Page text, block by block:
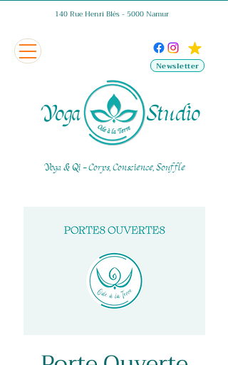
140 Rue Henri Blès - 5000 Namur
Yoga Studio
Newsletter
Yoga & Qi - Corps, Conscience, Souffle